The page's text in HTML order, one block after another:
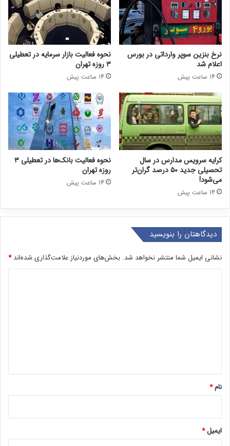
نرخ بنزین سوپر وارداتی در بورس
اعلام شد
14 ساعت پیش
نحوه فعالیت بازار سرمایه در تعطیلی
۳ روزه تهران
14 ساعت پیش
کرایه سرویس مدارس در سال
تحصیلی جدید ۵۰ درصد گران‌تر
می‌شود!
14 ساعت پیش
نحوه فعالیت بانک‌ها در تعطیلی ۳
روزه تهران
14 ساعت پیش
دیدگاهتان را بنویسید
نشانی ایمیل شما منتشر نخواهد شد. بخش‌های موردنیاز علامت‌گذاری شده‌اند*
نام*
ایمیل*